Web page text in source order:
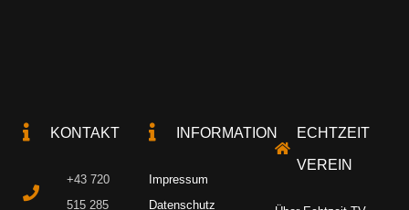
KONTAKT
+43 720
515 285
INFORMATION
Impressum
Datenschutz
ECHTZEIT
VEREIN